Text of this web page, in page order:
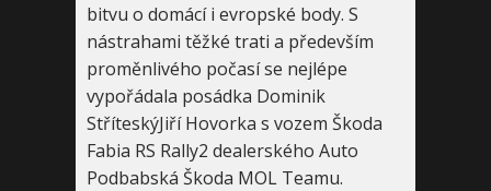
bitvu o domácí i evropské body. S
nástrahami těžké trati a především
proměnlivého počasí se nejlépe
vypořádala posádka Dominik
StříteskýJiří Hovorka s vozem Škoda
Fabia RS Rally2 dealerského Auto
Podbabská Škoda MOL Teamu.